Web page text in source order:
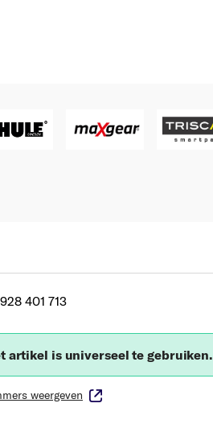
401 713
artikel is universeel te gebruiken.
weergeven